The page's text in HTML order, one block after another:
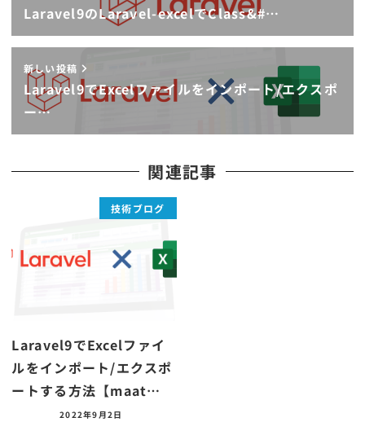
Laravel9のLaravel-excelでClass&#…
新しい投稿
Laravel9でExcelファイルをインポート/エクスポ
ー…
関連記事
技術ブログ
Laravel9でExcelファイ
ルをインポート/エクスポ
ートする方法【maat…
2022年9月2日